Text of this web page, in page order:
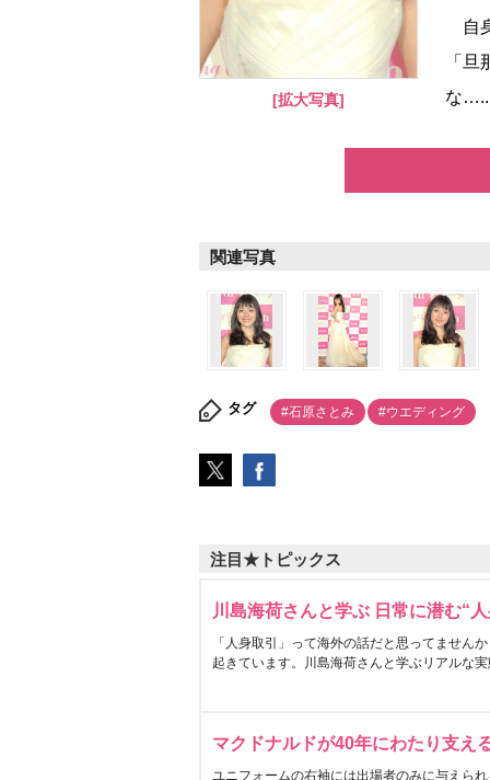
[拡大写真]
自
「
な
関連写真
タグ #石原さとみ #ウエディング
注目★トピックス
川島海荷さんと学ぶ 日常に潜む“
「人身取引」って海外の話だと思ってません
起きています。川島海荷さんと学ぶリアルな
マクドナルドが40年にわたり支え
ユニフォームの右袖には出場者のみに与えら